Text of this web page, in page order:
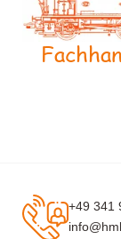
+49 341